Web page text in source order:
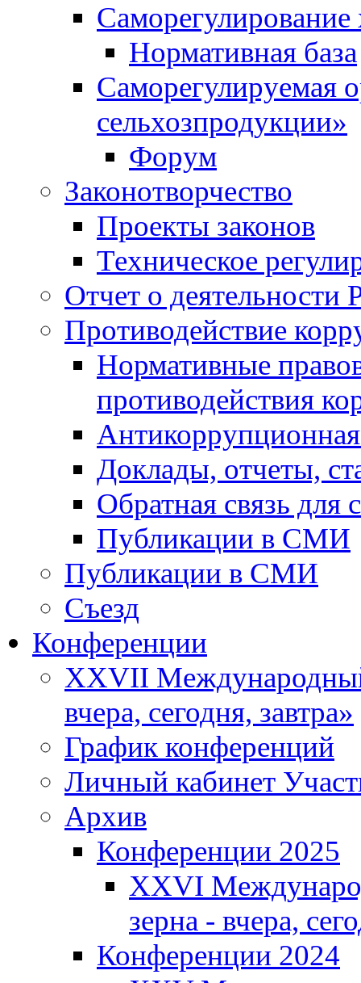
Саморегулирование
Нормативная база
Саморегулируемая
сельхозпродукции»
Форум
Законотворчество
Проекты законов
Техническое
Отчет о деятельности
Противодействие
Нормативные
противодействия
Антикоррупционная
Доклады, отчеты,
Обратная связь
Публикации в СМИ
Публикации в СМИ
Съезд
Конференции
XXVII
вчера, сегодня, завтра»
График конференций
Личный кабинет
Архив
Конференции 2025
XXVI
зерна - вчера,
Конференции 2024